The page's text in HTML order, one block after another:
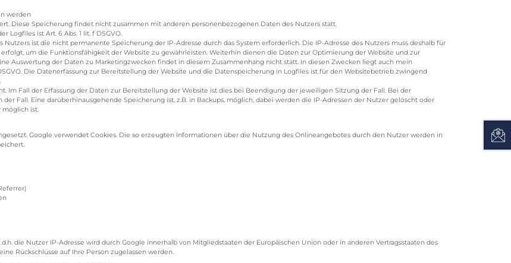
werden
Diese Speicherung findet nicht zusammen mit anderen personenbezogenen Daten des Nutzers statt.
Logfiles ist Art. 6 Abs. 1 lit. f DSGVO.
ist die nicht permanente Speicherung der IP-Adresse durch das System erforderlich. Die IP-Adresse des Nutzers muss deshalb für
um die Funktionsfähigkeit der Website zu gewährleisten. Weiterhin dienen die Daten zur Optimierung der Website und zur
Auswertung der Daten zu Marketingzwecken findet in diesem Zusammenhang nicht statt. In diesen Zwecken liegt auch mein
Die Datenerfassung zur Bereitstellung der Website und die Datenspeicherung in Logfiles ist für den Websitebetrieb zwingend
Im Fall der Erfassung der Daten zur Bereitstellung der Website ist dies bei Beendigung der jeweiligen Sitzung der Fall. Bei der
Fall. Eine darüberhinausgehende Speicherung ist, z.B. in Backups, möglich, dabei werden die IP-Adressen der Nutzer gelöscht oder
möglich ist.
Google verwendet Cookies. Die so erzeugten Informationen über die Nutzung des Onlineangebotes durch den Nutzer werden in
die Nutzer IP-Adresse wird durch Google innerhalb von Mitgliedstaaten der Europäischen Union oder in anderen Vertragsstaaten des
Rückschlüsse auf Ihre Person zugelassen werden.